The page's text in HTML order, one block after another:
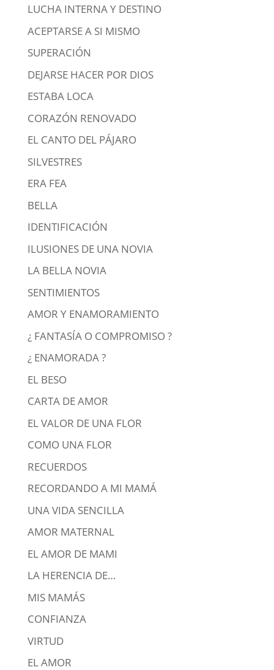
LUCHA INTERNA Y DESTINO
ACEPTARSE A SI MISMO
SUPERACIÓN
DEJARSE HACER POR DIOS
ESTABA LOCA
CORAZÓN RENOVADO
EL CANTO DEL PÁJARO
SILVESTRES
ERA FEA
BELLA
IDENTIFICACIÓN
ILUSIONES DE UNA NOVIA
LA BELLA NOVIA
SENTIMIENTOS
AMOR Y ENAMORAMIENTO
¿ FANTASÍA O COMPROMISO ?
¿ ENAMORADA ?
EL BESO
CARTA DE AMOR
EL VALOR DE UNA FLOR
COMO UNA FLOR
RECUERDOS
RECORDANDO A MI MAMÁ
UNA VIDA SENCILLA
AMOR MATERNAL
EL AMOR DE MAMI
LA HERENCIA DE…
MIS MAMÁS
CONFIANZA
VIRTUD
EL AMOR